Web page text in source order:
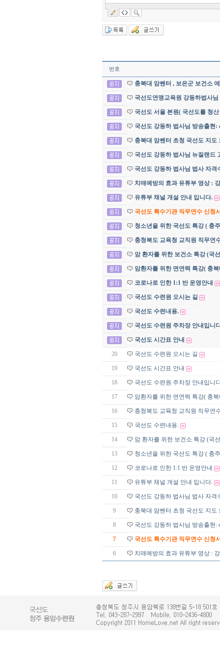
번호
충북대 암쎈터 , 보은군 보건소
국선도연맹교육원 강동하법사님
국선도 서울 본원( 국선도를 청
국선도 강동하 법사님 방송출현:
충북대 암쎈터 초청 국선도 지도
국선도 강동하 법사님 뉴질랜드
국선도 강동하 법사님 법사 자
치매예방의 효과 유튜부 영상 :
유튜부 채널 개설 안내 입니다.
국선도 특수기관 직무연수 신청
청소년을 위한 국선도 특강 ( 충
충청북도 교육청 교직원 직무연
암 환자를 위한 보건소 특강 (국
암환자를 위한 면연력 특강( 충
코로나로 인한 1:1 반 운영안내
국선도 수련원 오시는 길
국선도 수련내용.
국선도 수련원 주차장 안내입니
국선도 시간표 안내
20 국선도 수련원 오시는 길
19 국선도 시간표 안내
18 국선도 수련원 주차장 안내입니
17 암환자를 위한 면연력 특강( 충
16 충청북도 교육청 교직원 직무연
15 국선도 수련내용.
14 암 환자를 위한 보건소 특강 (국
13 청소년을 위한 국선도 특강 ( 충
12 코로나로 인한 1:1 반 운영안내
11 유튜부 채널 개설 안내 입니다.
10 국선도 강동하 법사님 법사 자
9 충북대 암쎈터 초청 국선도 지도
8 국선도 강동하 법사님 방송출현:
7 국선도 특수기관 직무연수 신청
6 치매예방의 효과 유튜부 영상 :